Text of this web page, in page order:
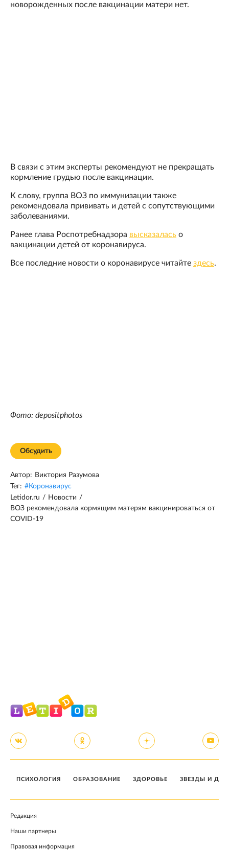
новорожденных после вакцинации матери нет.
В связи с этим эксперты рекомендуют не прекращать
кормление грудью после вакцинации.
К слову, группа ВОЗ по иммунизации также
рекомендовала прививать и детей с сопутствующими
заболеваниями.
Ранее глава Роспотребнадзора высказалась о
вакцинации детей от коронавируса.
Все последние новости о коронавирусе читайте здесь.
Фото: depositphotos
Обсудить
Автор: Виктория Разумова
Тег: #Коронавирус
Letidor.ru / Новости /
ВОЗ рекомендовала кормящим матерям вакцинироваться от
COVID-19
ПСИХОЛОГИЯ ОБРАЗОВАНИЕ ЗДОРОВЬЕ ЗВЕЗДЫ И
Редакция
Наши партнеры
Правовая информация